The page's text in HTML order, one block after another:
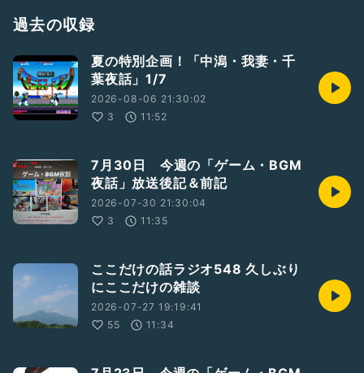
過去の収録
夏の特別企画！「中潟・我妻・千
葉夜話」1/7
2026-08-06 21:30:02
3
11:52
7月30日 今週の「ゲーム・BGM
夜話」放送後記＆前記
2026-07-30 21:30:04
3
11:35
ここだけの話ラジオ548 久しぶり
にここだけの雑談
2026-07-27 19:19:41
55
11:34